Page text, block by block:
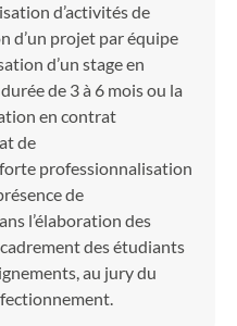
d’activités de
d’un projet par équipe
d’un stage en
de 3 à 6 mois ou la
en contrat
de
professionnalisation
de
l’élaboration des
des étudiants
au jury du